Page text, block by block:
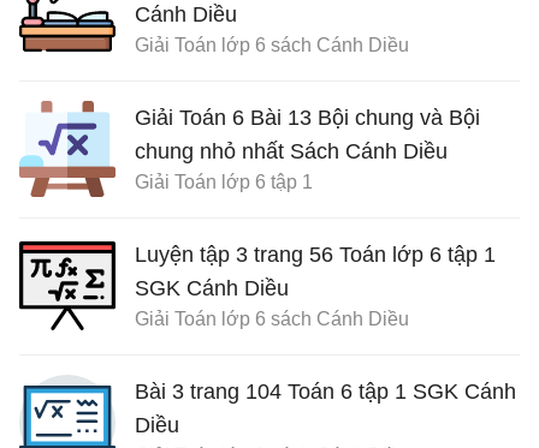
Cánh Diều
Giải Toán lớp 6 sách Cánh Diều
Giải Toán 6 Bài 13 Bội chung và Bội
chung nhỏ nhất Sách Cánh Diều
Giải Toán lớp 6 tập 1
Luyện tập 3 trang 56 Toán lớp 6 tập 1
SGK Cánh Diều
Giải Toán lớp 6 sách Cánh Diều
Bài 3 trang 104 Toán 6 tập 1 SGK Cánh
Diều